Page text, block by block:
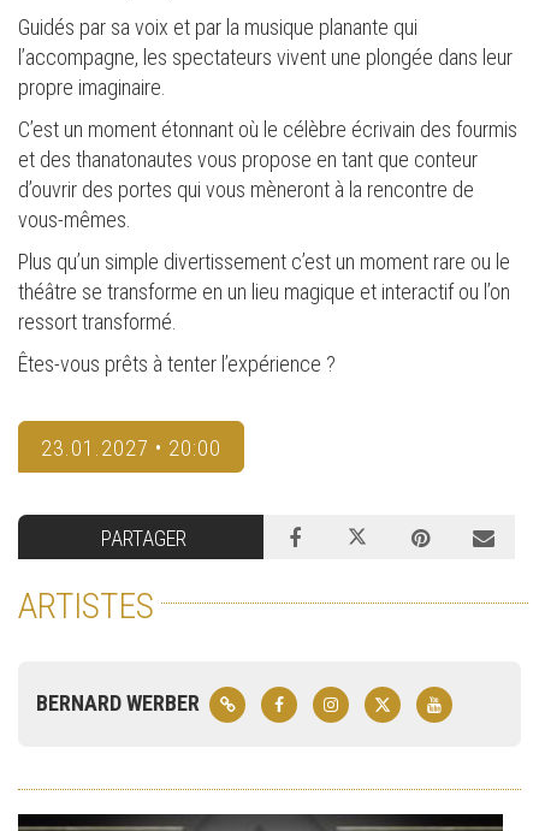
Guidés par sa voix et par la musique planante qui
l’accompagne, les spectateurs vivent une plongée dans leur
propre imaginaire.
C’est un moment étonnant où le célèbre écrivain des fourmis
et des thanatonautes vous propose en tant que conteur
d’ouvrir des portes qui vous mèneront à la rencontre de
vous-mêmes.
Plus qu’un simple divertissement c’est un moment rare ou le
théâtre se transforme en un lieu magique et interactif ou l’on
ressort transformé.
Êtes-vous prêts à tenter l’expérience ?
23.01.2027 • 20:00
PARTAGER
ARTISTES
BERNARD WERBER